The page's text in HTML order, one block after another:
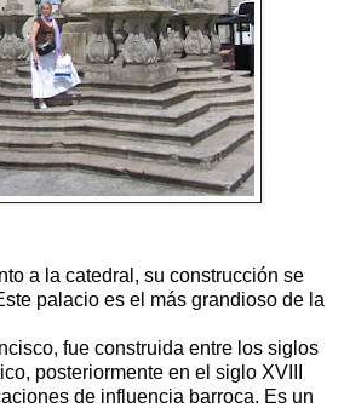
a la catedral, su construcción se
palacio es el más grandioso de la
fue construida entre los siglos
posteriormente en el siglo XVIII
de influencia barroca. Es un